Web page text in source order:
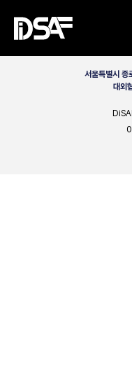
서울특별시
대외